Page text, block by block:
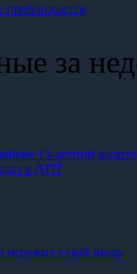
приближается
за
13-летний
в ДТП
пережил сухой июль